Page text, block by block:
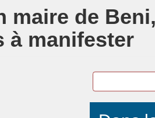
maire de
à manifester